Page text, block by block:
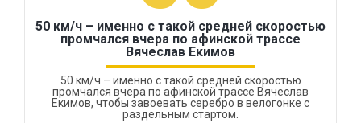
50 км/ч – именно с такой средней скоростью
промчался вчера по афинской трассе
Вячеслав Екимов
50 км/ч – именно с такой средней скоростью
промчался вчера по афинской трассе Вячеслав
Екимов, чтобы завоевать серебро в велогонке с
раздельным стартом.